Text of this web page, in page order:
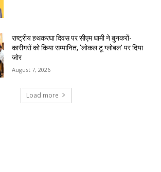
राष्ट्रीय हथकरघा दिवस पर सीएम धामी ने बुनकरों-
कारीगरों को किया सम्मानित, ‘लोकल टू ग्लोबल’ पर दिया
जोर
August 7, 2026
Load more